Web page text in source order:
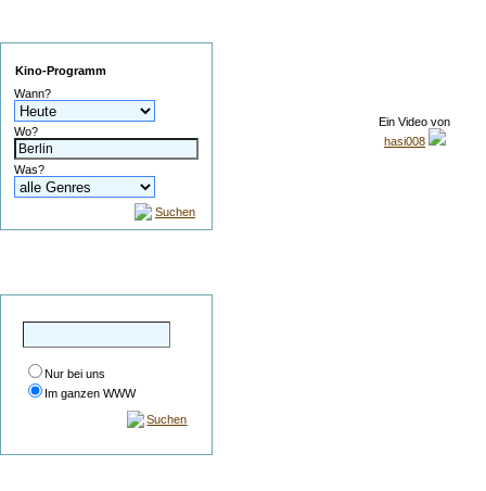
Kino-Programm
Wann?
Wo?
Was?
Suchen
Nur bei uns
Im ganzen WWW
Suchen
Ein Video von
hasi008